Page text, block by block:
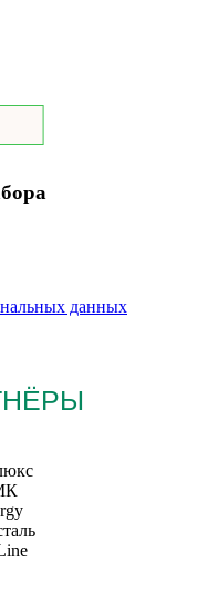
данных